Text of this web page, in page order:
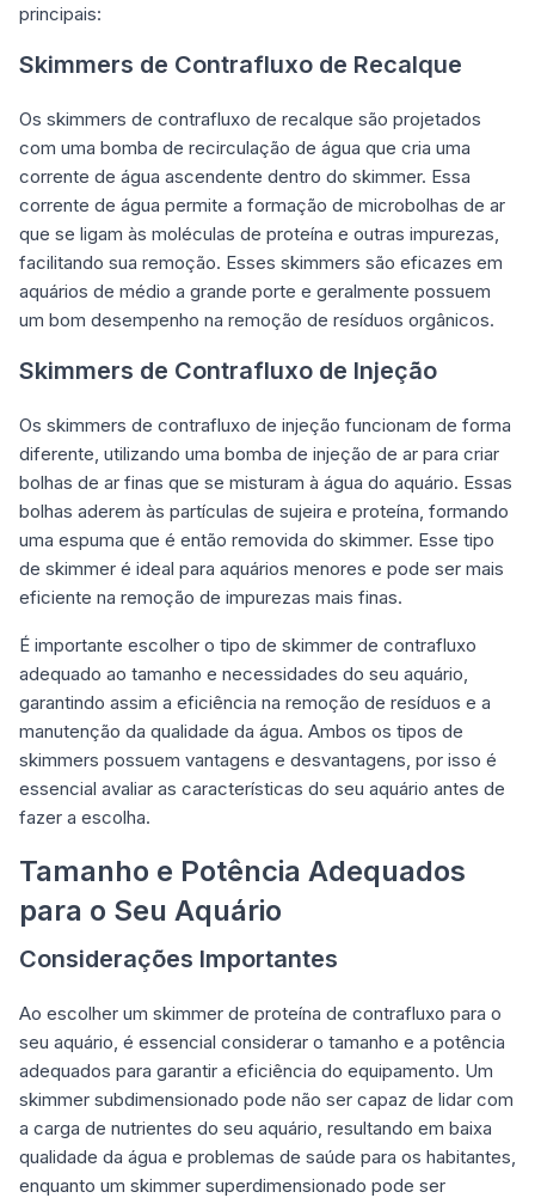
principais:
Skimmers de Contrafluxo de Recalque
Os skimmers de contrafluxo de recalque são projetados
com uma bomba de recirculação de água que cria uma
corrente de água ascendente dentro do skimmer. Essa
corrente de água permite a formação de microbolhas de ar
que se ligam às moléculas de proteína e outras impurezas,
facilitando sua remoção. Esses skimmers são eficazes em
aquários de médio a grande porte e geralmente possuem
um bom desempenho na remoção de resíduos orgânicos.
Skimmers de Contrafluxo de Injeção
Os skimmers de contrafluxo de injeção funcionam de forma
diferente, utilizando uma bomba de injeção de ar para criar
bolhas de ar finas que se misturam à água do aquário. Essas
bolhas aderem às partículas de sujeira e proteína, formando
uma espuma que é então removida do skimmer. Esse tipo
de skimmer é ideal para aquários menores e pode ser mais
eficiente na remoção de impurezas mais finas.
É importante escolher o tipo de skimmer de contrafluxo
adequado ao tamanho e necessidades do seu aquário,
garantindo assim a eficiência na remoção de resíduos e a
manutenção da qualidade da água. Ambos os tipos de
skimmers possuem vantagens e desvantagens, por isso é
essencial avaliar as características do seu aquário antes de
fazer a escolha.
Tamanho e Potência Adequados
para o Seu Aquário
Considerações Importantes
Ao escolher um skimmer de proteína de contrafluxo para o
seu aquário, é essencial considerar o tamanho e a potência
adequados para garantir a eficiência do equipamento. Um
skimmer subdimensionado pode não ser capaz de lidar com
a carga de nutrientes do seu aquário, resultando em baixa
qualidade da água e problemas de saúde para os habitantes,
enquanto um skimmer superdimensionado pode ser